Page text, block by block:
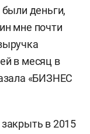
деньги,
мне почти
в месяц в
«БИЗНЕС
в 2015